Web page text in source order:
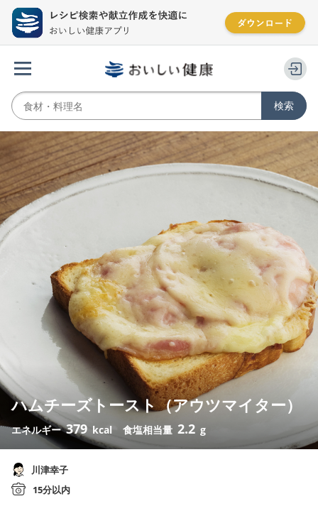
ハムチーズトースト（アウツマイター）
エネルギー379 kcal 食塩相当量 2.2 g
川津幸子
15分以内